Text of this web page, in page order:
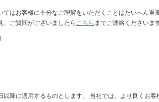
はお客様に十分なご理解をいただくことはたいへん重
、ご質問がございましたら こちら までご連絡くださいま
以降に適用するものとします。 当社では、より良くお